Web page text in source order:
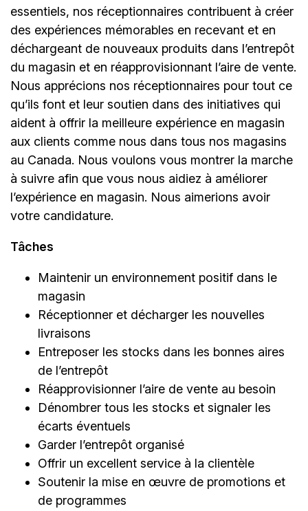
essentiels, nos réceptionnaires contribuent à créer
des expériences mémorables en recevant et en
déchargeant de nouveaux produits dans l’entrepôt
du magasin et en réapprovisionnant l’aire de vente.
Nous apprécions nos réceptionnaires pour tout ce
qu’ils font et leur soutien dans des initiatives qui
aident à offrir la meilleure expérience en magasin
aux clients comme nous dans tous nos magasins
au Canada. Nous voulons vous montrer la marche
à suivre afin que vous nous aidiez à améliorer
l’expérience en magasin. Nous aimerions avoir
votre candidature.
Tâches
Maintenir un environnement positif dans le
magasin
Réceptionner et décharger les nouvelles
livraisons
Entreposer les stocks dans les bonnes aires
de l’entrepôt
Réapprovisionner l’aire de vente au besoin
Dénombrer tous les stocks et signaler les
écarts éventuels
Garder l’entrepôt organisé
Offrir un excellent service à la clientèle
Soutenir la mise en œuvre de promotions et
de programmes